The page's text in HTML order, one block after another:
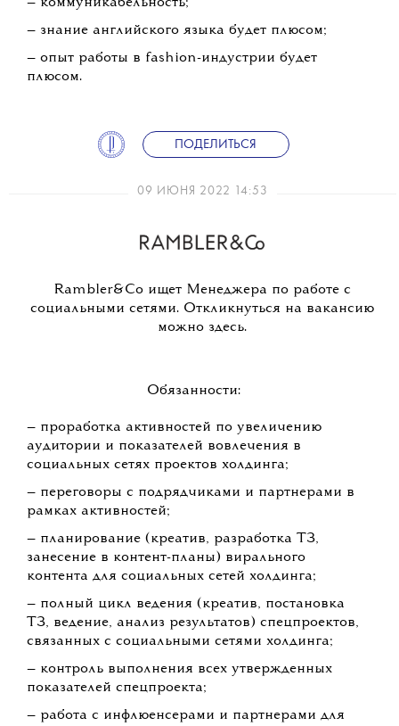
— знание английского языка будет плюсом;
— опыт работы в fashion-индустрии будет
плюсом.
ПОДЕЛИТЬСЯ
09 ИЮНЯ 2022 14:53
Rambler&Co ищет Менеджера по работе с
социальными сетями. Откликнуться на вакансию
можно здесь.
Обязанности:
— проработка активностей по увеличению
аудитории и показателей вовлечения в
социальных сетях проектов холдинга;
— переговоры с подрядчиками и партнерами в
рамках активностей;
— планирование (креатив, разработка ТЗ,
занесение в контент-планы) вирального
контента для социальных сетей холдинга;
— полный цикл ведения (креатив, постановка
ТЗ, ведение, анализ результатов) спецпроектов,
связанных с социальными сетями холдинга;
— контроль выполнения всех утвержденных
показателей спецпроекта;
— работа с инфлюенсерами и партнерами для